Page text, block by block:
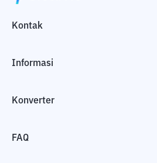
Kontak
Informasi
Konverter
FAQ